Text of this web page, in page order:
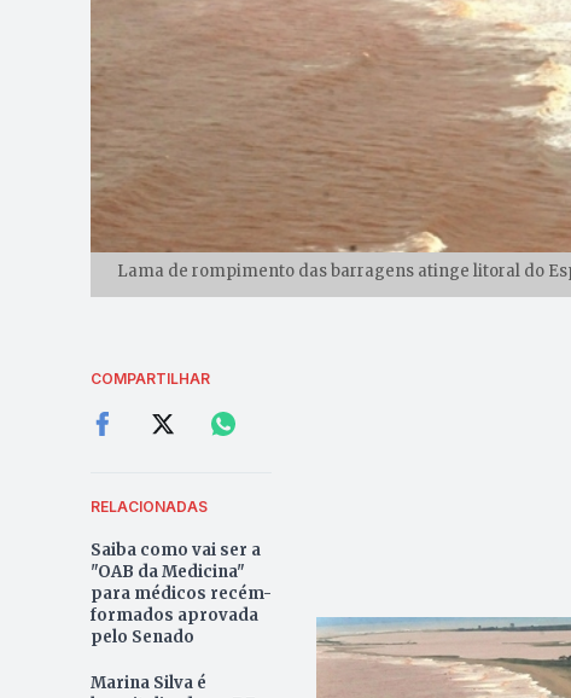
Lama de rompimento das barragens atinge litoral do
COMPARTILHAR
RELACIONADAS
Saiba como vai ser a
"OAB da Medicina"
para médicos recém-
formados aprovada
pelo Senado
Marina Silva é